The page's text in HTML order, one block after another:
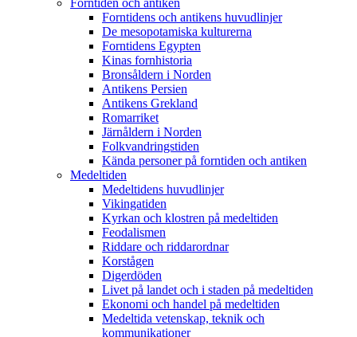
Forntiden och antiken
Forntidens och antikens huvudlinjer
De mesopotamiska kulturerna
Forntidens Egypten
Kinas fornhistoria
Bronsåldern i Norden
Antikens Persien
Antikens Grekland
Romarriket
Järnåldern i Norden
Folkvandringstiden
Kända personer på forntiden och antiken
Medeltiden
Medeltidens huvudlinjer
Vikingatiden
Kyrkan och klostren på medeltiden
Feodalismen
Riddare och riddarordnar
Korstågen
Digerdöden
Livet på landet och i staden på medeltiden
Ekonomi och handel på medeltiden
Medeltida vetenskap, teknik och
kommunikationer